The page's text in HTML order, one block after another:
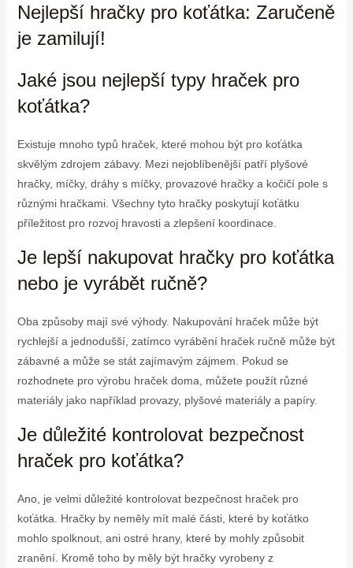
Nejlepší hračky pro koťátka: Zaručeně
je zamilují!
Jaké jsou nejlepší typy hraček pro
koťátka?
Existuje mnoho typů hraček, které mohou být pro koťátka
skvělým zdrojem zábavy. Mezi nejoblíbenější patří plyšové
hračky, míčky, dráhy s míčky, provazové hračky a kočičí pole s
různými hračkami. Všechny tyto hračky poskytují koťátku
příležitost pro rozvoj hravosti a zlepšení koordinace.
Je lepší nakupovat hračky pro koťátka
nebo je vyrábět ručně?
Oba způsoby mají své výhody. Nakupování hraček může být
rychlejší a jednodušší, zatímco vyrábění hraček ručně může být
zábavné a může se stát zajímavým zájmem. Pokud se
rozhodnete pro výrobu hraček doma, můžete použít různé
materiály jako například provazy, plyšové materiály a papíry.
Je důležité kontrolovat bezpečnost
hraček pro koťátka?
Ano, je velmi důležité kontrolovat bezpečnost hraček pro
koťátka. Hračky by neměly mít malé části, které by koťátko
mohlo spolknout, ani ostré hrany, které by mohly způsobit
zranění. Kromě toho by měly být hračky vyrobeny z